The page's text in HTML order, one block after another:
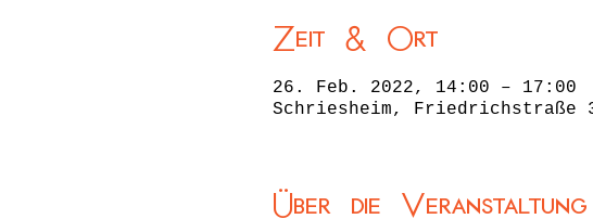
Zeit & Ort
26. Feb. 2022, 14:00 – 17:00
Schriesheim, Friedrichstraße
Über die Veranstaltung